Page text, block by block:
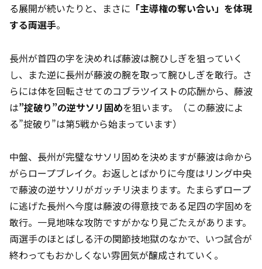
る展開が続いたりと、まさに 「主導権の奪い合い」を体現
する両選手。
長州が首四の字を決めれば藤波は腕ひしぎを狙っていく
し、また逆に長州が藤波の腕を取って腕ひしぎを敢行。さ
らには体を回転させてのコブラツイストの応酬から、藤波
は”掟破り”の逆サソリ固めを狙います。（この藤波によ
る”掟破り”は第5戦から始まっています）
中盤、長州が完璧なサソリ固めを決めますが藤波は命から
がらロープブレイク。お返しとばかりに今度はリング中央
で藤波の逆サソリがガッチリ決まります。たまらずロープ
に逃げた長州へ今度は藤波の得意技である足四の字固めを
敢行。一見地味な攻防ですがかなり見ごたえがあります。
両選手のほとばしる汗の関節技地獄のなかで、いつ試合が
終わってもおかしくない雰囲気が醸成されていく。